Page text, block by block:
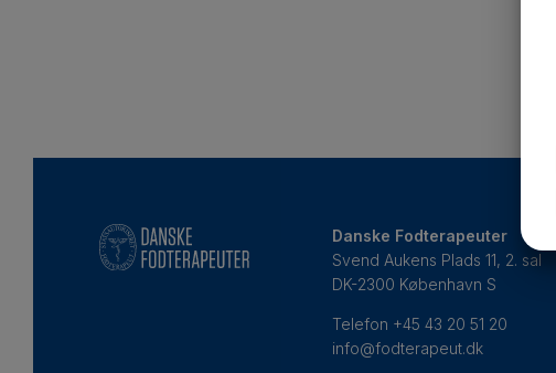
Danske Fodterapeuter
Svend Aukens Plads 11, 2. sal
DK-2300 København S
Telefon +45 43 20 51 20
info@fodterapeut.dk